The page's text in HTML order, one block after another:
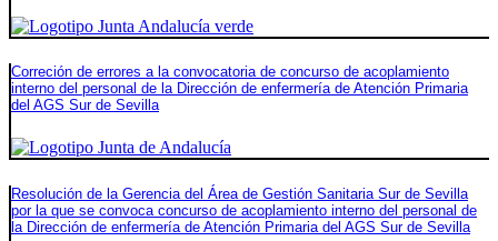
Correción de errores a la convocatoria de concurso de acoplamiento
interno del personal de la Dirección de enfermería de Atención Primaria
del AGS Sur de Sevilla
Resolución de la Gerencia del Área de Gestión Sanitaria Sur de Sevilla
por la que se convoca concurso de acoplamiento interno del personal de
la Dirección de enfermería de Atención Primaria del AGS Sur de Sevilla